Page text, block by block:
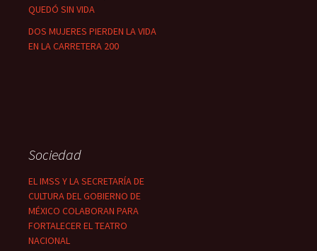
QUEDÓ SIN VIDA
DOS MUJERES PIERDEN LA VIDA
EN LA CARRETERA 200
Sociedad
EL IMSS Y LA SECRETARÍA DE
CULTURA DEL GOBIERNO DE
MÉXICO COLABORAN PARA
FORTALECER EL TEATRO
NACIONAL